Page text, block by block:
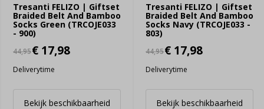
Tresanti FELIZO | Giftset
Braided Belt And Bamboo
Socks Green (TRCOJE033
- 900)
44,95€ 17,98
Deliverytime
Bekijk beschikbaarheid
Tresanti FELIZO | Giftset
Braided Belt And Bamboo
Socks Navy (TRCOJE033 -
803)
44,95€ 17,98
Deliverytime
Bekijk beschikbaarheid